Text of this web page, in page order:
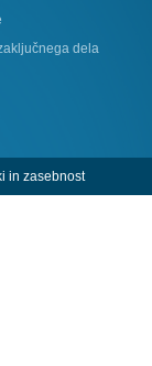
dela
in zasebnost